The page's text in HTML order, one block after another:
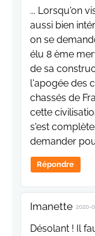
... Lorsqu'on
aussi bien
on se
élu 8 ème
de sa
l'apogée des
chassés de
cette
s'est
demander
Répondre
Imanette 2020-
Désolant ! Il